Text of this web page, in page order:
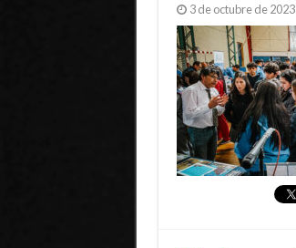
3 de octubre de 2023